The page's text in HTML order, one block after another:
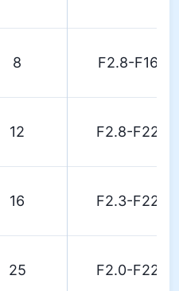
8 F2.8-F16
12 F2.8-F22
16 F2.3-F22
25 F2.0-F22